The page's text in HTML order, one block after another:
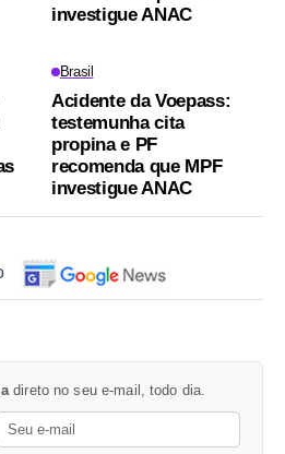
investigue ANAC
Brasil
Acidente da Voepass:
testemunha cita
propina e PF
recomenda que MPF
investigue ANAC
direto no seu e-mail, todo dia.